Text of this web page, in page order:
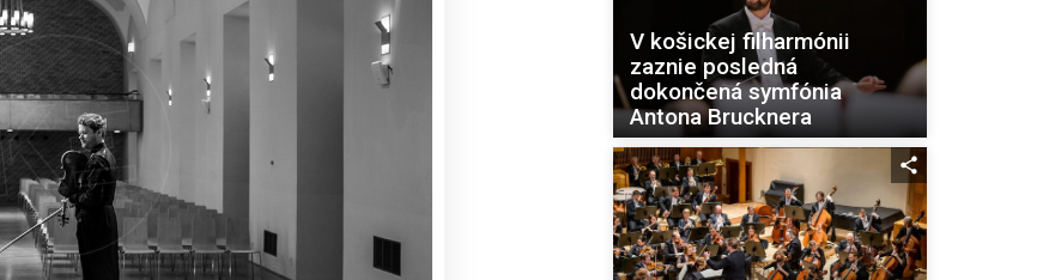
V košickej filharmónii
zaznie posledná
dokončená symfónia
Antona Brucknera